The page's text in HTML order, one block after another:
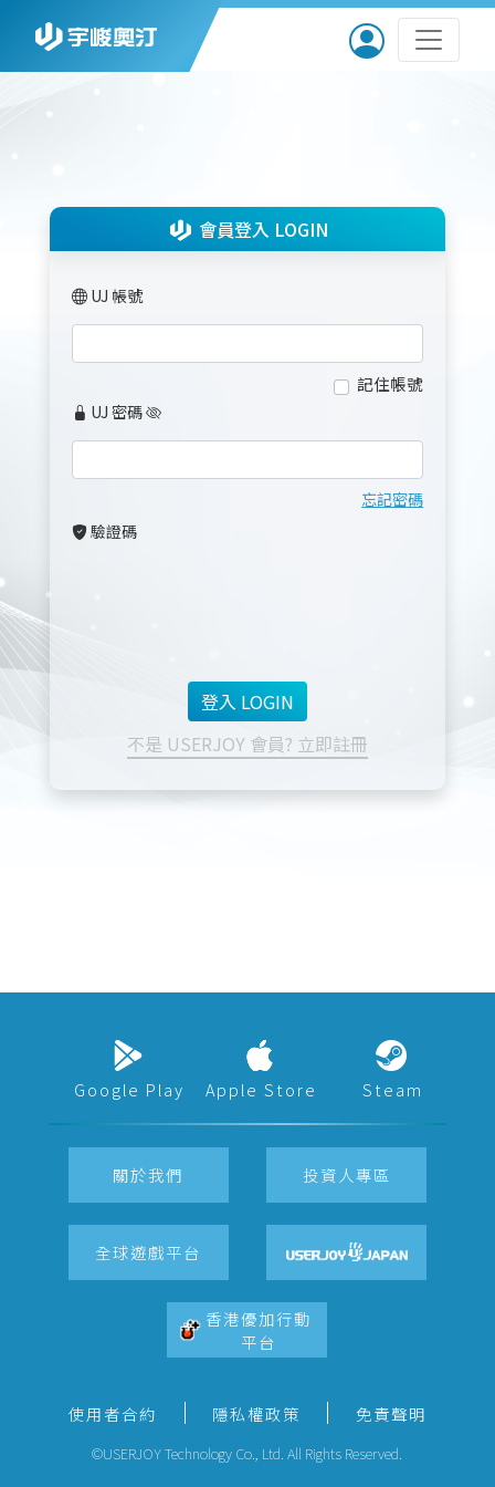
會員登入 LOGIN
UJ 帳號
記住帳號
UJ 密碼
忘記密碼
驗證碼
不是 USERJOY 會員? 立即註冊
Google Play Apple Store Steam
關於我們 投資人專區
全球遊戲平台
香港優加行動
平台
使用者合約 隱私權政策 免責聲明
©USERJOY Technology Co., Ltd. All Rights Reserved.